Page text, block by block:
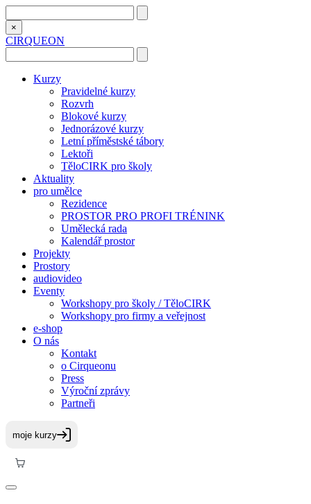
×
CIRQUEON
Kurzy
Pravidelné kurzy
Rozvrh
Blokové kurzy
Jednorázové kurzy
Letní příměstské tábory
Lektoři
TěloCIRK pro školy
Aktuality
pro umělce
Rezidence
PROSTOR PRO PROFI TRÉNINK
Umělecká rada
Kalendář prostor
Projekty
Prostory
audiovideo
Eventy
Workshopy pro školy / TěloCIRK
Workshopy pro firmy a veřejnost
e-shop
O nás
Kontakt
o Cirqueonu
Press
Výroční zprávy
Partneři